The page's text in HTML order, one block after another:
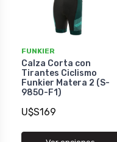
FUNKIER
Calza Corta con
Tirantes Ciclismo
Funkier Matera 2 (S-
9850-F1)
U$S169